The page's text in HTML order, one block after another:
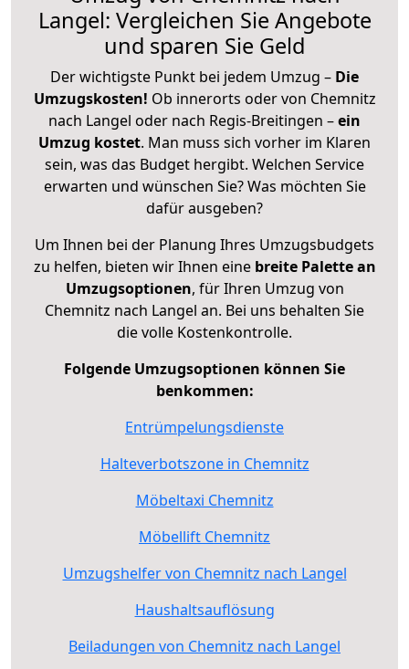
Langel: Vergleichen Sie Angebote
und sparen Sie Geld
Der wichtigste Punkt bei jedem Umzug – Die
Umzugskosten! Ob innerorts oder von Chemnitz
nach Langel oder nach Regis-Breitingen –ein
Umzug kostet. Man muss sich vorher im Klaren
sein, was das Budget hergibt. Welchen Service
erwarten und wünschen Sie? Was möchten Sie
dafür ausgeben?
Um Ihnen bei der Planung Ihres Umzugsbudgets
zu helfen, bieten wir Ihnen eine breite Palette an
Umzugsoptionen, für Ihren Umzug von
Chemnitz nach Langel an. Bei uns behalten Sie
die volle Kostenkontrolle.
Folgende Umzugsoptionen können Sie
benkommen:
Entrümpelungsdienste
Halteverbotszone in Chemnitz
Möbeltaxi Chemnitz
Möbellift Chemnitz
Umzugshelfer von Chemnitz nach Langel
Haushaltsauflösung
Beiladungen von Chemnitz nach Langel